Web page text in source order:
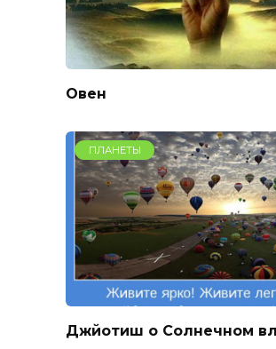
Овен
ПЛАНЕТЫ
Джйотиш о Солнечном